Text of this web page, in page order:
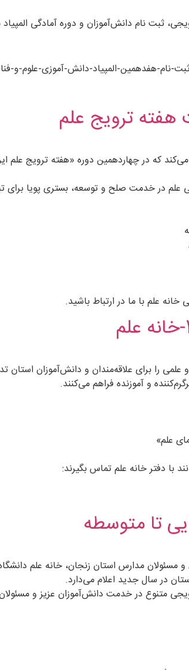
ثبت نام دانش‌آموزان و دوره آمادگی المپیاد
هفته ترویج علم
علم در خدمت صلح و توسعه، بستری پویا برای
خانه علم با ما در ارتباط باشید.
علم»
با دفتر خانه علم تماس بگیرند:
تا متوسطه
مسئولان مدارس استان زنجان، خانه علم
در سال جدید اعلام می‌دارد.
متنوع در خدمت دانش‌آموزان عزیز و